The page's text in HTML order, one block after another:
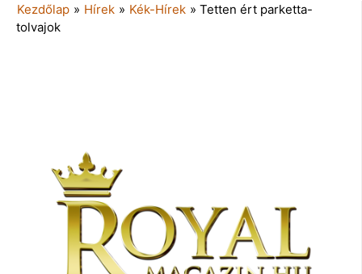
Kezdőlap » Hírek » Kék-Hírek » Tetten ért parketta-
tolvajok